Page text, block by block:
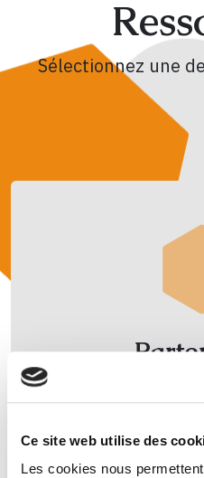
Ce site web utilise des
Les cookies nous
Sélectionnez une
Trouver des